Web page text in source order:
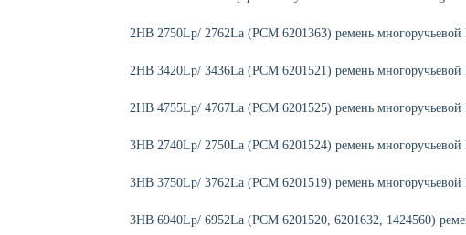
2HB 2750Lp/ 2762La (PCM 6201363) ремень
2HB 3420Lp/ 3436La (PCM 6201521) ремень
2HB 4755Lp/ 4767La (PCM 6201525) ремень
3HB 2740Lp/ 2750La (PCM 6201524) ремень
3HB 3750Lp/ 3762La (PCM 6201519) ремень
3HB 6940Lp/ 6952La (PCM 6201520, 6201632, 1424560)